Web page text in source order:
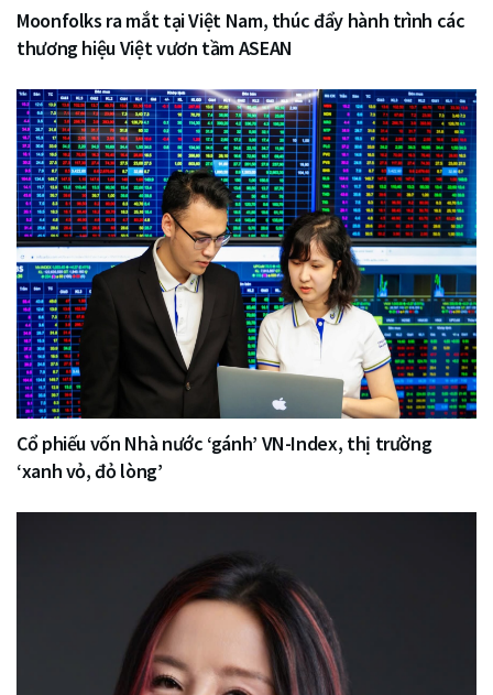
Moonfolks ra mắt tại Việt Nam, thúc đẩy hành trình các
thương hiệu Việt vươn tầm ASEAN
Cổ phiếu vốn Nhà nước ‘gánh’ VN-Index, thị trường
‘xanh vỏ, đỏ lòng’